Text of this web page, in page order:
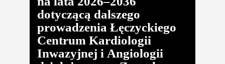
dotyczącą dalszego
prowadzenia Łęczyckiego
Centrum Kardiologii
Inwazyjnej i Angiologii